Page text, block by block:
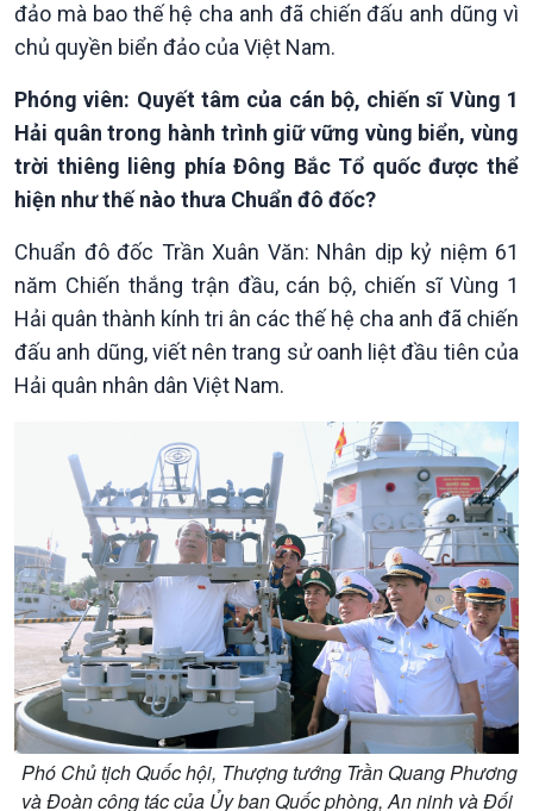
Podcast
10 phút Sự kiện - Luận bàn
Câu chuyện thời sự
Dòng chảy sự kiện
Đối thoại
Diễn đàn chủ nhật
Chuyện đêm
đảo mà bao thế hệ cha anh đã chiến đấu anh dũng vì
chủ quyền biển đảo của Việt Nam.
Phóng viên: Quyết tâm của cán bộ, chiến sĩ Vùng 1
Hải quân trong hành trình giữ vững vùng biển, vùng
trời thiêng liêng phía Đông Bắc Tổ quốc được thể
hiện như thế nào thưa Chuẩn đô đốc?
Chuẩn đô đốc Trần Xuân Văn: Nhân dịp kỷ niệm 61
năm Chiến thắng trận đầu, cán bộ, chiến sĩ Vùng 1
Hải quân thành kính tri ân các thế hệ cha anh đã chiến
đấu anh dũng, viết nên trang sử oanh liệt đầu tiên của
Hải quân nhân dân Việt Nam.
Phó Chủ tịch Quốc hội, Thượng tướng Trần Quang Phương
và Đoàn công tác của Ủy ban Quốc phòng, An ninh và Đối